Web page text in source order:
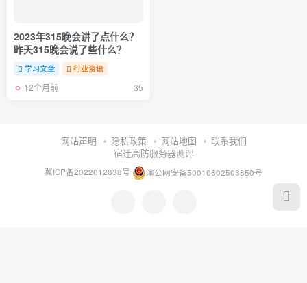
2023年315晚会讲了点什么？
昨天315晚会说了些什么？
学习文章 行业资讯
12个月前 35
网站声明 隐私政策 网站地图
联系我们
宿迁高防服务器测评
冀ICP备2022012838号 渝公网安备50010602503850号